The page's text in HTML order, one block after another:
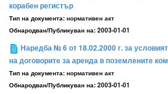
корабен регистър
Тип на документа: нормативен акт
Обнародван/Публикуван на: 2003-01-01
Наредба № 6 от 18.02.2000 г. за
на договорите за аренда в поземлените
Тип на документа: нормативен акт
Обнародван/Публикуван на: 2003-01-01